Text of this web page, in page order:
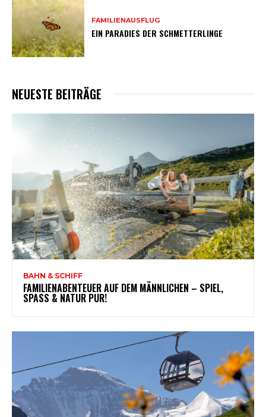
FAMILIENAUSFLUG
EIN PARADIES DER SCHMETTERLINGE
NEUESTE BEITRÄGE
BAHN & SCHIFF
FAMILIENABENTEUER AUF DEM MÄNNLICHEN – SPIEL,
SPASS & NATUR PUR!